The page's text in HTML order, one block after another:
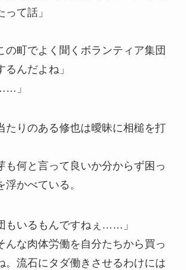
て話」
の町でよく聞くボランティア集団
るんだよね」
」
たりのある修也は曖昧に相槌を打
も何と言って良いか分からず困っ
かべている。
もいるもんですねぇ……」
んな肉体労働を自分たちから買っ
。流石にタダ働きさせるわけには